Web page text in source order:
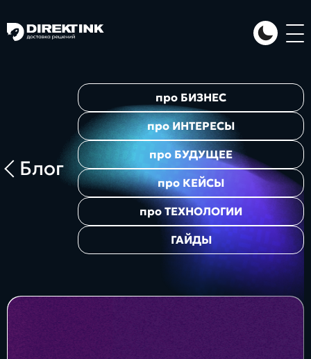
Направления
Web System
Проекты
Блог
про БИЗНЕС
про ИНТЕРЕСЫ
про БУДУЩЕЕ
про КЕЙСЫ
проТЕХНОЛОГИИ
ГАЙДЫ